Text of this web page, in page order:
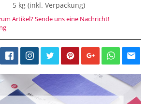
5 kg (inkl. Verpackung)
Artikel? Sende uns eine Nachricht!